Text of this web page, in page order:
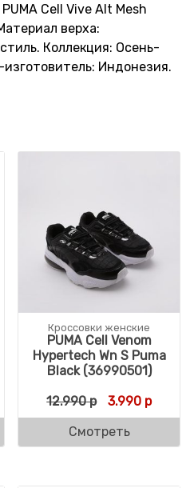
Cell Vive Alt Mesh
верха:
Коллекция: Осень-
Индонезия.
цена составляла 8.790
цена: 5.990 р.
Кроссовки женские
PUMA Cell Venom
Hypertech Wn S Puma
Black (36990501)
12.990р 3.990 р
Смотреть